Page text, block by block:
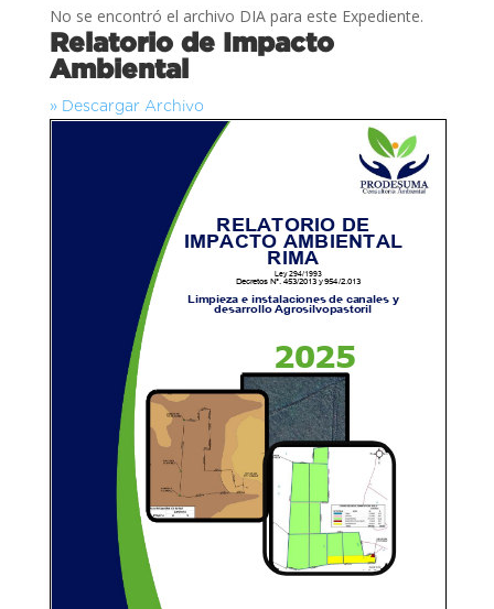
No se encontró el archivo DIA para este Expediente.
Relatorio de Impacto
Ambiental
» Descargar Archivo